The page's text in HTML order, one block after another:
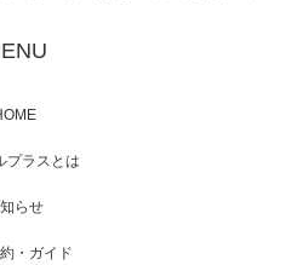
ース」舞台挨拶へマッスルプラ
プラスとは
らせ
・ガイド